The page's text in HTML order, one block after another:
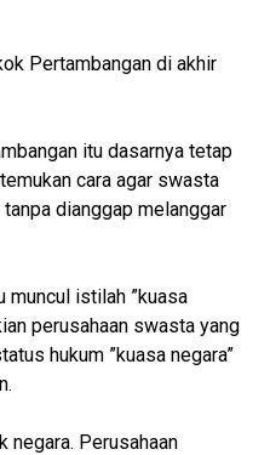
Pertambangan di akhir
itu dasarnya tetap
cara agar swasta
dianggap melanggar
muncul istilah ”kuasa
perusahaan swasta yang
hukum ”kuasa negara”
negara. Perusahaan